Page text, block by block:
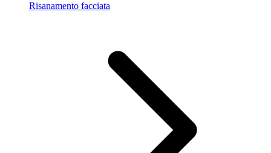
Risanamento facciata